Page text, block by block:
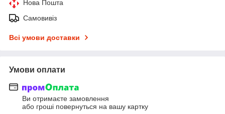
Нова Пошта
Самовивіз
Всі умови доставки
Умови оплати
Ви отримаєте замовлення
або гроші повернуться на вашу картку